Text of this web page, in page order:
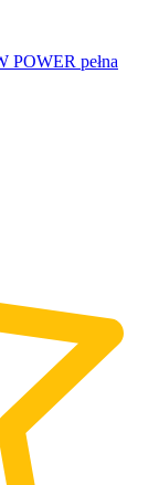
POWER pełna